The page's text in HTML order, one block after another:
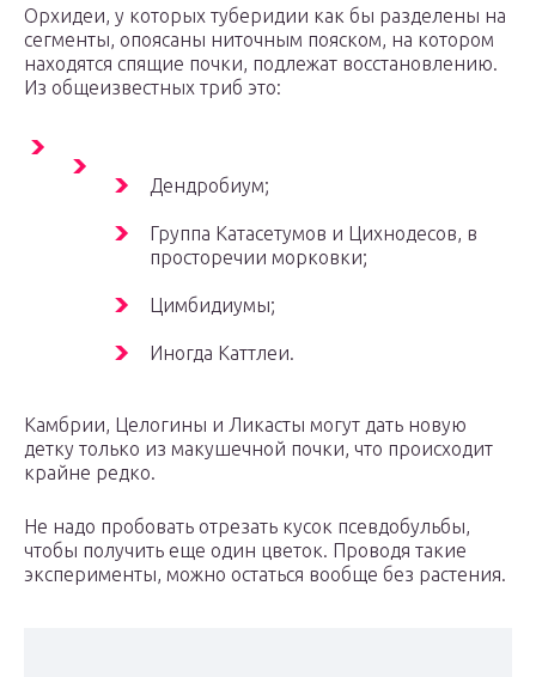
Орхидеи, у которых туберидии как бы разделены на
сегменты, опоясаны ниточным пояском, на котором
находятся спящие почки, подлежат восстановлению.
Из общеизвестных триб это:
Дендробиум;
Группа Катасетумов и Цихнодесов, в
просторечии морковки;
Цимбидиумы;
Иногда Каттлеи.
Камбрии, Целогины и Ликасты могут дать новую
детку только из макушечной почки, что происходит
крайне редко.
Не надо пробовать отрезать кусок псевдобульбы,
чтобы получить еще один цветок. Проводя такие
эксперименты, можно остаться вообще без растения.